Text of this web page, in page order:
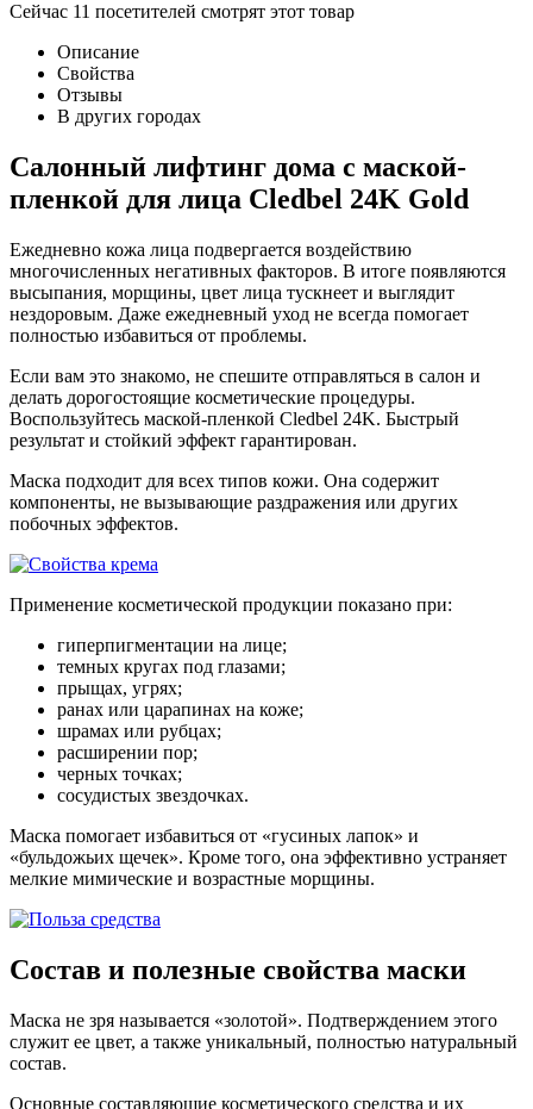
Сейчас 11 посетителей смотрят этот товар
Описание
Свойства
Отзывы
В других городах
Салонный лифтинг дома c маской-
пленкой для лица Cledbel 24K Gold
Ежедневно кожа лица подвергается воздействию
многочисленных негативных факторов. В итоге появляются
высыпания, морщины, цвет лица тускнеет и выглядит
нездоровым. Даже ежедневный уход не всегда помогает
полностью избавиться от проблемы.
Если вам это знакомо, не спешите отправляться в салон и
делать дорогостоящие косметические процедуры.
Воспользуйтесь маской-пленкой Cledbel 24K. Быстрый
результат и стойкий эффект гарантирован.
Маска подходит для всех типов кожи. Она содержит
компоненты, не вызывающие раздражения или других
побочных эффектов.
Применение косметической продукции показано при:
гиперпигментации на лице;
темных кругах под глазами;
прыщах, угрях;
ранах или царапинах на коже;
шрамах или рубцах;
расширении пор;
черных точках;
сосудистых звездочках.
Маска помогает избавиться от «гусиных лапок» и
«бульдожьих щечек». Кроме того, она эффективно устраняет
мелкие мимические и возрастные морщины.
Состав и полезные свойства маски
Маска не зря называется «золотой». Подтверждением этого
служит ее цвет, а также уникальный, полностью натуральный
состав.
Основные составляющие косметического средства и их